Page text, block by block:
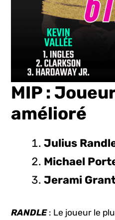
MIP :
amélioré
Julius
Michael
Jerami
RANDLE: Le joueur le